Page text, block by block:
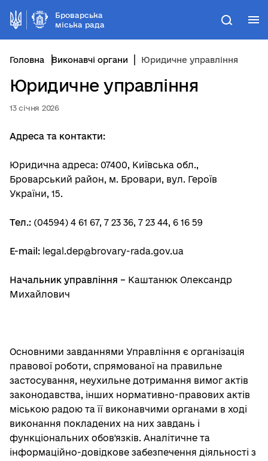
Броварська
міська рада
Пошук
Головна Виконавчі органи Юридичне управління
Юридичне управління
13 січня 2026
Адреса та контакти:
Юридична адреса: 07400, Київська обл.,
Броварський район, м. Бровари, вул. Героїв
України, 15.
Тел.: (04594) 4 61 67, 7 23 36, 7 23 44, 6 16 59
E-mail: legal.dep@brovary-rada.gov.ua
Начальник управління – Каштанюк Олександр
Михайлович
Основними завданнями Управління є організація
правової роботи, спрямованої на правильне
застосування, неухильне дотримання вимог актів
законодавства, інших нормативно-правових актів
міською радою та її виконавчими органами в ході
виконання покладених на них завдань і
функціональних обов'язків. Аналітичне та
інформаційно-довідкове забезпечення діяльності з